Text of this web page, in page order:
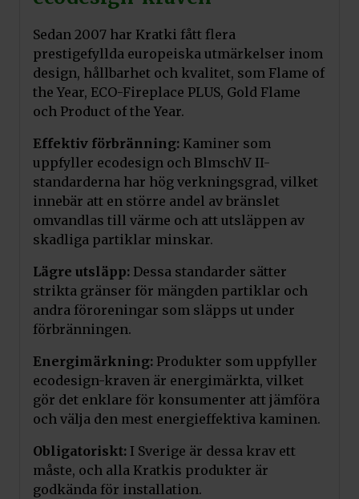
Lägg till i varukorg
Värmelagringspaket
Pris: 3 500kr
Art.nr. AKU/B/4/2/V1
Sedan 2007 har Kratki fått flera
prestigefyllda europeiska utmärkelser inom
design, hållbarhet och kvalitet, som Flame of
the Year, ECO-Fireplace PLUS, Gold Flame
och Product of the Year.
Effektiv förbränning: Kaminer som
uppfyller ecodesign och BlmschV II-
standarderna har hög verkningsgrad, vilket
innebär att en större andel av bränslet
omvandlas till värme och att utsläppen av
skadliga partiklar minskar.
Lägre utsläpp: Dessa standarder sätter
strikta gränser för mängden partiklar och
andra föroreningar som släpps ut under
förbränningen.
Energimärkning: Produkter som uppfyller
ecodesign-kraven är energimärkta, vilket
gör det enklare för konsumenter att jämföra
och välja den mest energieffektiva kaminen.
Obligatoriskt: I Sverige är dessa krav ett
måste, och alla Kratkis produkter är
godkända för installation.